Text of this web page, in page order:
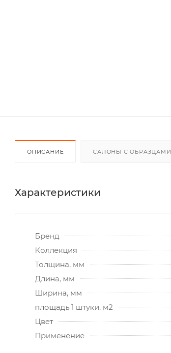
ОПИСАНИЕ САЛОНЫ С ОБРАЗЦАМИ
Характеристики
Бренд
Коллекция
Толщина, мм
Длина, мм
Ширина, мм
площадь 1 штуки, м2
Цвет
Применение